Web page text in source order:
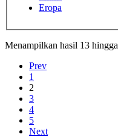
Eropa
Menampilkan hasil 13 hingga
Prev
1
2
3
4
5
Next